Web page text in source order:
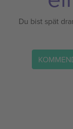
Du bist spät